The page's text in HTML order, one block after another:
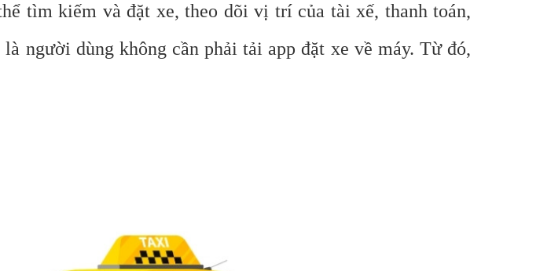
tìm kiếm và đặt xe, theo dõi vị trí của tài xế, thanh toán,
người dùng không cần phải tải app đặt xe về máy. Từ đó,